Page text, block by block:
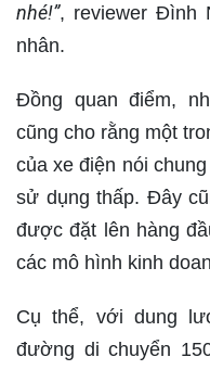
nhé!”, reviewer Đình
nhân.
Đồng quan điểm,
cũng cho rằng một
của xe điện nói
sử dụng thấp. Đây
được đặt lên hàng
các mô hình kinh
Cụ thể, với dung
đường di chuyển